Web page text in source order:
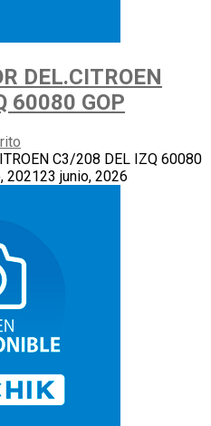
DEL.CITROEN
60080 GOP
C3/208 DEL IZQ 60080
202123 junio, 2026